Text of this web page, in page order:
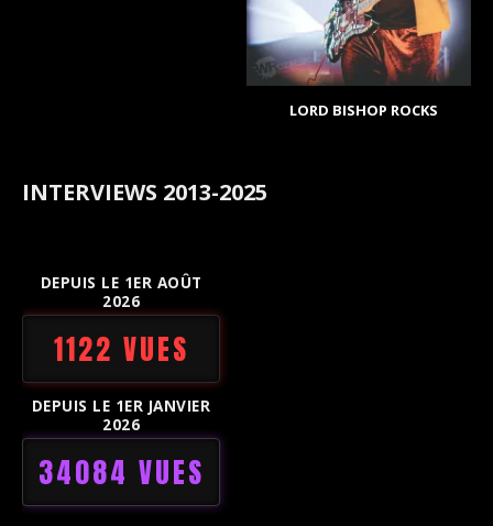
LORD BISHOP ROCKS
INTERVIEWS 2013-2025
DEPUIS LE 1ER AOÛT
2026
1122 VUES
DEPUIS LE 1ER JANVIER
2026
34084 VUES